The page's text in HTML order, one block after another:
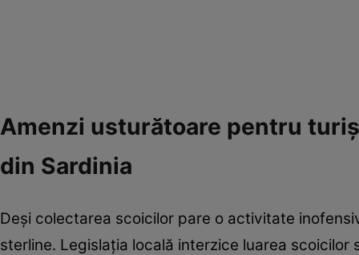
Amenzi usturătoare pentru
din Sardinia
Deși colectarea scoicilor pare o activitate
sterline. Legislația locală interzice luarea